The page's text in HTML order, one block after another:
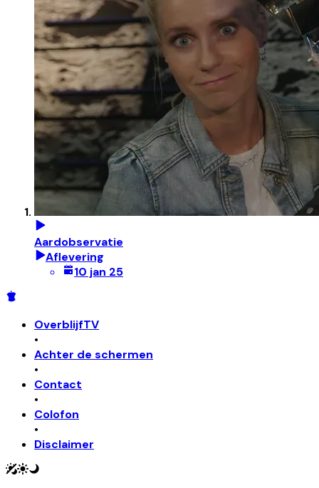
Aardobservatie
Aflevering
10 jan 25
OverblijfTV
•
Achter de schermen
•
Contact
•
Colofon
•
Disclaimer